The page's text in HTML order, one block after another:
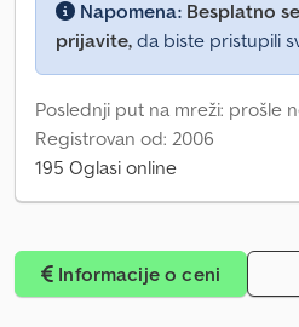
Napomena: Besplatno
prijavite, da biste pristupili
Poslednji put na mreži: prošle
Registrovan od: 2006
195 Oglasi online
Informacije o ceni